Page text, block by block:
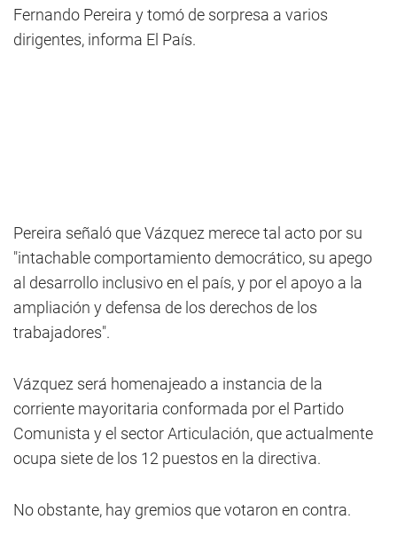
Fernando Pereira y tomó de sorpresa a varios
dirigentes, informa El País.
Pereira señaló que Vázquez merece tal acto por su
"intachable comportamiento democrático, su apego
al desarrollo inclusivo en el país, y por el apoyo a la
ampliación y defensa de los derechos de los
trabajadores".
Vázquez será homenajeado a instancia de la
corriente mayoritaria conformada por el Partido
Comunista y el sector Articulación, que actualmente
ocupa siete de los 12 puestos en la directiva.
No obstante, hay gremios que votaron en contra.